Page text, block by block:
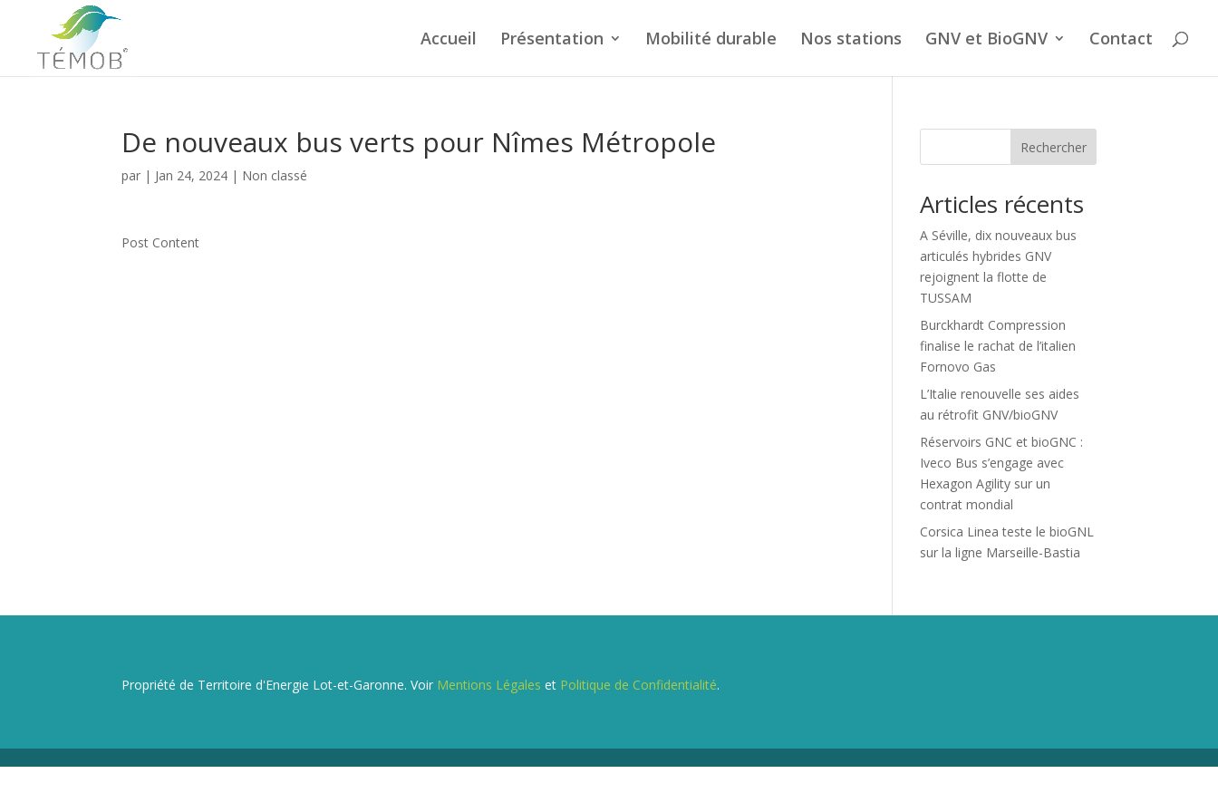
Accueil Présentation Mobilité durable Nos stations GNV et BioGNV Contact
De nouveaux bus verts pour Nîmes Métropole
par | Jan 24, 2024 | Non classé
Post Content
Rechercher
Articles récents
A Séville, dix nouveaux bus
articulés hybrides GNV
rejoignent la flotte de
TUSSAM
Burckhardt Compression
finalise le rachat de l’italien
Fornovo Gas
L’Italie renouvelle ses aides
au rétrofit GNV/bioGNV
Réservoirs GNC et bioGNC :
Iveco Bus s’engage avec
Hexagon Agility sur un
contrat mondial
Corsica Linea teste le bioGNL
sur la ligne Marseille-Bastia
Propriété de Territoire d'Energie Lot-et-Garonne. Voir Mentions Légales et Politique de Confidentialité.